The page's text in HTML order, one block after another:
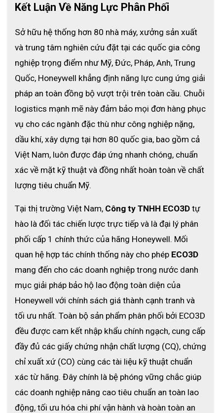
- Sử dụng: khi sử dụng dao hoặc dụng cụ cắt và / hoặc đục lỗ .
Thường được ứng dụng trong các ngành nông nghiệp, ngành
công nghiệp đánh bắt cá, công nghiệp thực phẩm, công nghiệp
thủy tinh, công nghiệp dệt may.
Vệ sinh và bảo quản
- Găng tay Chainex nên được chà xát ít nhất mỗi ngày một lần
với nước xà phòng nóng (50 ° C) hoặc hỗn hợp nước nóng (50 °
- Rửa ở nhiệt độ tối thiểu 82 ° C. Khử trùng với một sản phẩm
được chấp thuận
- Nó cũng có thể được làm sạch trong một máy giặt
- Không làm sạch bao tay bảo vệ dây xích bằng cách gõ nó lên
bề mặt cứng
- Bất kỳ găng tay nào có dấu hiệu bị mài mòn bất thường hoặc
bị mất dây chuyền phải được thay thế ngay bằng một bao tay
trong điều kiện tốt
- Nơi bảo quản: ở nơi thoáng mát, khô và thoáng khí.
Kết Luận Về Năng Lực Phân Phối
Sở hữu hệ thống hơn 80 nhà máy, xưởng sản xuất
và trung tâm nghiên cứu đặt tại các quốc gia công
nghiệp trọng điểm như Mỹ, Đức, Pháp, Anh, Trung
Quốc, Honeywell khẳng định năng lực cung ứng giải
pháp an toàn đồng bộ vượt trội trên toàn cầu. Chuỗi
logistics mạnh mẽ này đảm bảo mọi đơn hàng phục
vụ cho các ngành đặc thù như công nghiệp nặng,
dầu khí, xây dựng tại hơn 80 quốc gia, bao gồm cả
Việt Nam, luôn được đáp ứng nhanh chóng, chuẩn
xác về mặt kỹ thuật và đồng nhất hoàn toàn về chất
lượng tiêu chuẩn Mỹ.
Tại thị trường Việt Nam, Công ty TNHH ECO3D tự
hào là đối tác chiến lược trực tiếp và là đại lý phân
phối cấp 1 chính thức của hãng Honeywell. Mối
quan hệ hợp tác chính thống này cho phép ECO3D
mang đến cho các doanh nghiệp trong nước danh
mục giải pháp bảo hộ lao động toàn diện của
Honeywell với chính sách giá thành cạnh tranh và
tối ưu nhất. Toàn bộ sản phẩm phân phối bởi ECO3D
đều được cam kết nhập khẩu chính ngạch, cung cấp
đầy đủ các giấy chứng nhận chất lượng (CQ), chứng
chỉ xuất xứ (CO) cùng các tài liệu kỹ thuật chuẩn
xác từ hãng. Đây chính là bệ phóng vững chắc giúp
các doanh nghiệp nâng cao tiêu chuẩn an toàn lao
động, tối ưu hóa chi phí vận hành và hoàn toàn an